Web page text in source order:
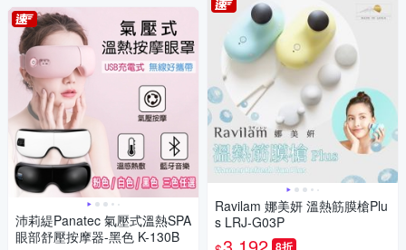
沛莉緹Panatec 氣壓式溫熱SPA
眼部舒壓按摩器-黑色 K-130B
Ravilam 娜美妍 溫熱筋膜槍Plu
s LRJ-G03P
8折